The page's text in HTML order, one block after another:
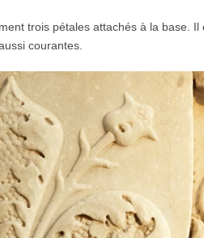
trois pétales attachés à la base. Il
courantes.